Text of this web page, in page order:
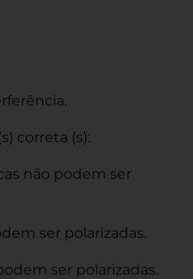
correta (s):
não podem ser
ser polarizadas.
ser polarizadas.